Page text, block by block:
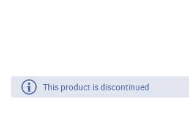
This product is discontinued